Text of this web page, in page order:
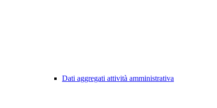
Dati aggregati attività amministrativa